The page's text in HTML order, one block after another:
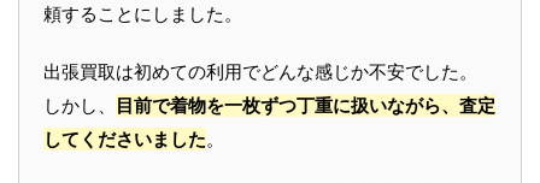
頼することにしました。
出張買取は初めての利用でどんな感じか不安でした。
しかし、
目前で着物を一枚ずつ丁重に扱いながら、査定
してくださいました。